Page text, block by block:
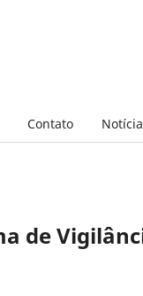
Contato
de